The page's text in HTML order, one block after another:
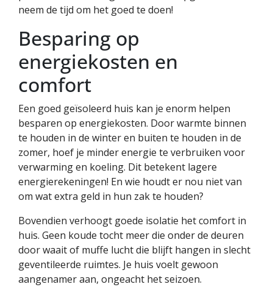
neem de tijd om het goed te doen!
Besparing op
energiekosten en
comfort
Een goed geïsoleerd huis kan je enorm helpen
besparen op energiekosten. Door warmte binnen
te houden in de winter en buiten te houden in de
zomer, hoef je minder energie te verbruiken voor
verwarming en koeling. Dit betekent lagere
energierekeningen! En wie houdt er nou niet van
om wat extra geld in hun zak te houden?
Bovendien verhoogt goede isolatie het comfort in
huis. Geen koude tocht meer die onder de deuren
door waait of muffe lucht die blijft hangen in slecht
geventileerde ruimtes. Je huis voelt gewoon
aangenamer aan, ongeacht het seizoen.